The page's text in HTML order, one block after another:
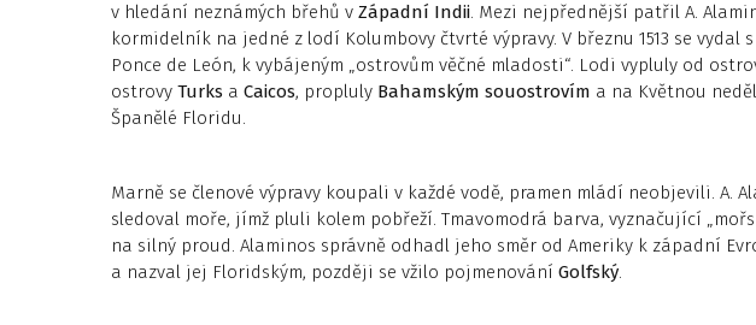
v hledání neznámých břehů v Západní Indii. Mezi nejpřednější patřil A.
kormidelník na jedné z lodí Kolumbovy čtvrté výpravy. V březnu 1513 se vydal
Ponce de León, k vybájeným „ostrovům věčné mladosti“. Lodi vypluly od
ostrovy Turks a Caicos, propluly Bahamským souostrovím a na Květnou
Španělé Floridu.
Marně se členové výpravy koupali v každé vodě, pramen mládí neobjevili. A.
sledoval moře, jímž pluli kolem pobřeží. Tmavomodrá barva, vyznačující
na silný proud. Alaminos správně odhadl jeho směr od Ameriky k západní
a nazval jej Floridským, později se vžilo pojmenování Golfský.